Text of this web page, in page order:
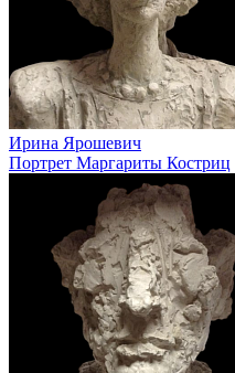
Ирина Ярошевич
Портрет Маргариты Костриц